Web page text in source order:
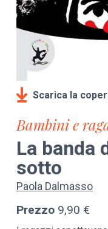
Scarica la
Bambini e
La banda
sotto
Paola Dalmasso
Prezzo 9,90 €